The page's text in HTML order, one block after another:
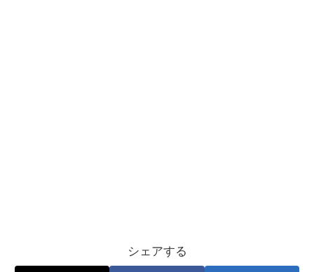
シェアする